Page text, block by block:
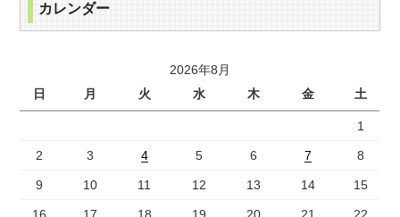
カレンダー
2026年8月
日
月 火 水 木 金 土
1
2 3 4 5 6 7 8
9 10 11 12 13 14 15